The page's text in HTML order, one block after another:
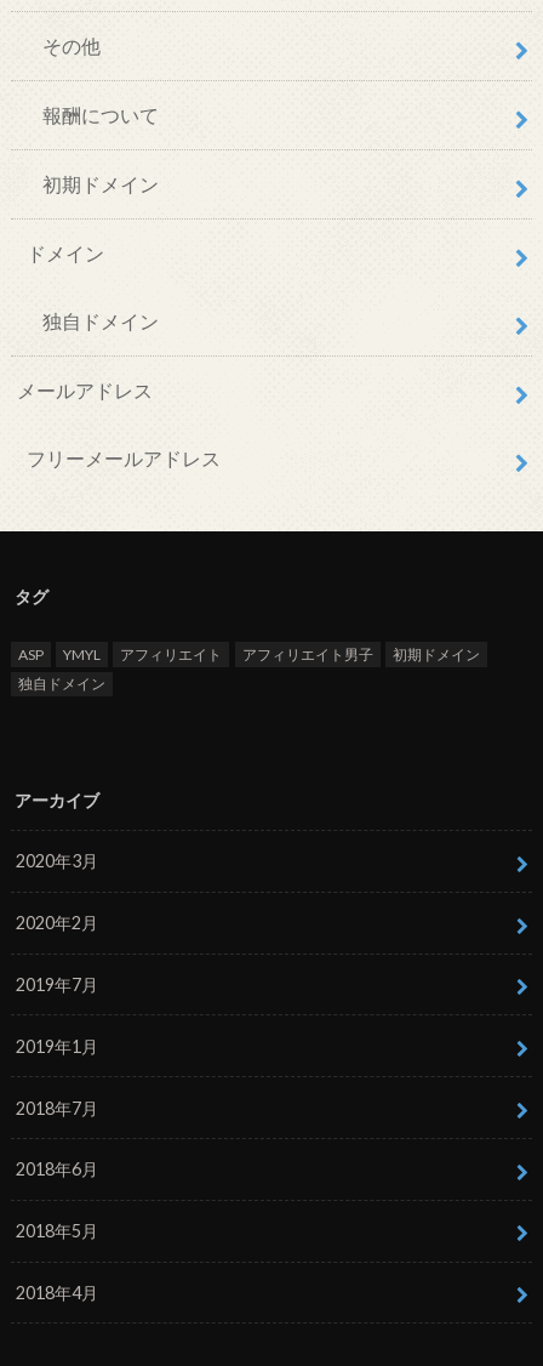
その他
報酬について
初期ドメイン
ドメイン
独自ドメイン
メールアドレス
フリーメールアドレス
タグ
ASP YMYL アフィリエイト アフィリエイト男子
初期ドメイン
独自ドメイン
アーカイブ
2020年3月
2020年2月
2019年7月
2019年1月
2018年7月
2018年6月
2018年5月
2018年4月